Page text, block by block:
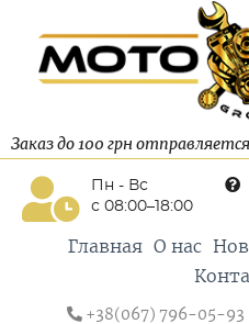
Заказ до 100 грн
Пн - Вс
с 08:00–18:00
Главная О нас
+38(067) 796-05-93